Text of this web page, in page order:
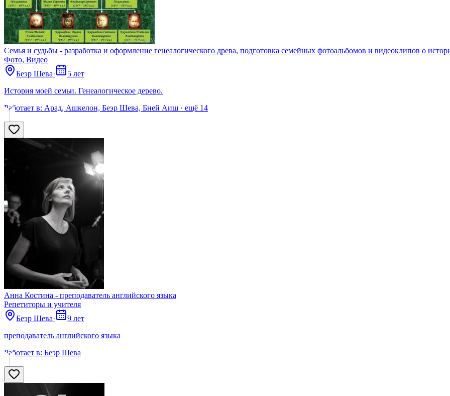
Семья и судьбы - разработка и оформление генеалогического древа, подготовка семейных фотоальбомов и видеоклипов о
Фото, Видео
Беэр Шева·
5 лет
История моей семьи. Генеалогическое дерево.
Работает в: Арад, Ашкелон, Беэр Шева, Бней Аиш · ещё 14
Анна Костина - преподаватель английского языка
Репетиторы и учителя
Беэр Шева·
9 лет
преподаватель английского языка
Работает в: Беэр Шева